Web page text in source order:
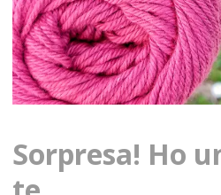
Sorpresa! Ho